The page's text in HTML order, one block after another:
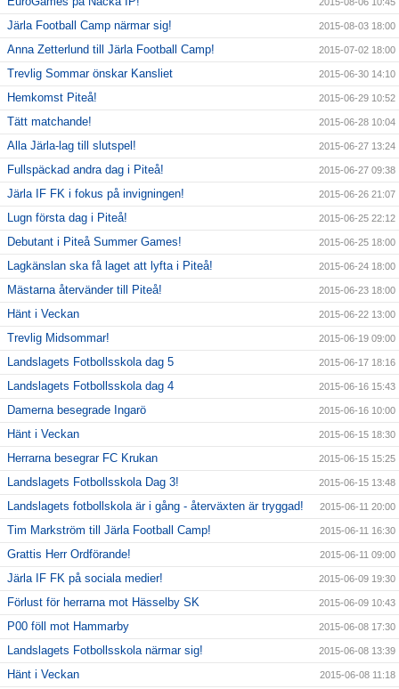
Järla Football Camp närmar sig! 2015-08-03 18:00
Anna Zetterlund till Järla Football Camp! 2015-07-02 18:00
Trevlig Sommar önskar Kansliet 2015-06-30 14:10
Hemkomst Piteå! 2015-06-29 10:52
Tätt matchande! 2015-06-28 10:04
Alla Järla-lag till slutspel! 2015-06-27 13:24
Fullspäckad andra dag i Piteå! 2015-06-27 09:38
Järla IF FK i fokus på invigningen! 2015-06-26 21:07
Lugn första dag i Piteå! 2015-06-25 22:12
Debutant i Piteå Summer Games! 2015-06-25 18:00
Lagkänslan ska få laget att lyfta i Piteå! 2015-06-24 18:00
Mästarna återvänder till Piteå! 2015-06-23 18:00
Hänt i Veckan 2015-06-22 13:00
Trevlig Midsommar! 2015-06-19 09:00
Landslagets Fotbollsskola dag 5 2015-06-17 18:16
Landslagets Fotbollsskola dag 4 2015-06-16 15:43
Damerna besegrade Ingarö 2015-06-16 10:00
Hänt i Veckan 2015-06-15 18:30
Herrarna besegrar FC Krukan 2015-06-15 15:25
Landslagets Fotbollsskola Dag 3! 2015-06-15 13:48
Landslagets fotbollskola är i gång - återväxten är tryggad! 2015-06-11 20:00
Tim Markström till Järla Football Camp! 2015-06-11 16:30
Grattis Herr Ordförande! 2015-06-11 09:00
Järla IF FK på sociala medier! 2015-06-09 19:30
Förlust för herrarna mot Hässelby SK 2015-06-09 10:43
P00 föll mot Hammarby 2015-06-08 17:30
Landslagets Fotbollsskola närmar sig! 2015-06-08 13:39
Hänt i Veckan 2015-06-08 11:18